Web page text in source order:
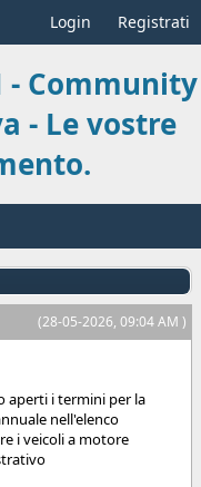
Login Registrati
- Community
- Le vostre
(28-05-2026, 09:04 AM )
aperti i termini per la
nell'elenco
i veicoli a motore